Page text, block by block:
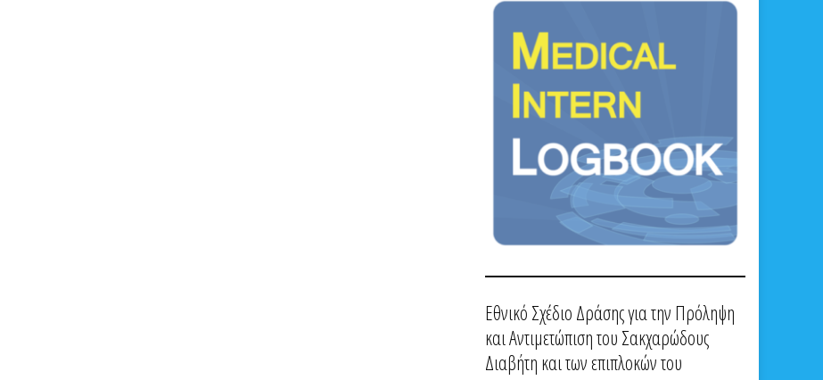
Εθνικό Σχέδιο Δράσης για την Πρόληψη
και Αντιμετώπιση του Σακχαρώδους
Διαβήτη και των επιπλοκών του